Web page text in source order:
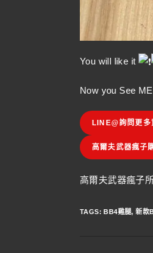
You will like it
Now you See
LINE@詢問更多
高爾夫武器瘋子
高爾夫武器瘋子
TAGS:BB4雞腿, 新款